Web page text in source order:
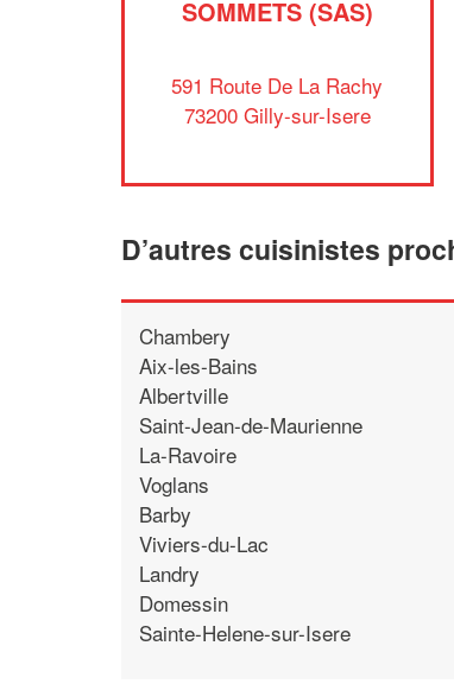
SOMMETS (SAS)
591 Route De La Rachy
73200 Gilly-sur-Isere
D’autres cuisinistes
Chambery
Aix-les-Bains
Albertville
Saint-Jean-de-Maurienne
La-Ravoire
Voglans
Barby
Viviers-du-Lac
Landry
Domessin
Sainte-Helene-sur-Isere